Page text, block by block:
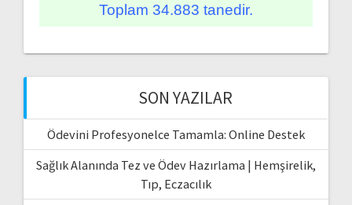
Toplam 34.883 tanedir.
SON YAZILAR
Ödevini Profesyonelce Tamamla: Online Destek
Sağlık Alanında Tez ve Ödev Hazırlama | Hemşirelik,
Tıp, Eczacılık